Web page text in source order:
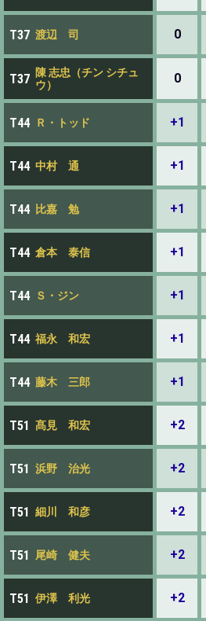
T37 渡辺 司 0
T37 陳 志忠（チン シチュ
ウ）
0
T44 Ｒ・トッド +1
T44 中村 通 +1
T44 比嘉 勉 +1
T44 倉本 泰信 +1
T44 Ｓ・ジン +1
T44 福永 和宏 +1
T44 藤木 三郎 +1
T51 髙見 和宏 +2
T51 浜野 治光 +2
T51 細川 和彦 +2
T51 尾崎 健夫 +2
T51 伊澤 利光 +2